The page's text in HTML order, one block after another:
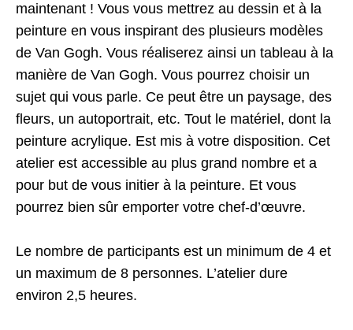
maintenant ! Vous vous mettrez au dessin et à la
peinture en vous inspirant des plusieurs modèles
de Van Gogh. Vous réaliserez ainsi un tableau à la
manière de Van Gogh. Vous pourrez choisir un
sujet qui vous parle. Ce peut être un paysage, des
fleurs, un autoportrait, etc. Tout le matériel, dont la
peinture acrylique. Est mis à votre disposition. Cet
atelier est accessible au plus grand nombre et a
pour but de vous initier à la peinture. Et vous
pourrez bien sûr emporter votre chef-d’œuvre.
Le nombre de participants est un minimum de 4 et
un maximum de 8 personnes. L’atelier dure
environ 2,5 heures.